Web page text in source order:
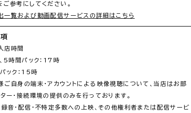
一覧および動画配信サービスの詳細はこちら
店時間
5時間パック：17時
ック：15時
自身の端末・アカウントによる映像視聴について、当店はお部
ター・接続環境の提供のみを行っております。
音・配信・不特定多数への上映、その他権利者または配信サービ